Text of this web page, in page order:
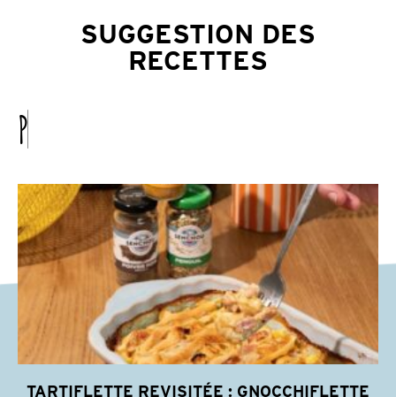
SUGGESTION DES
RECETTES
P
TARTIFLETTE REVISITÉE : GNOCCHIFLETTE